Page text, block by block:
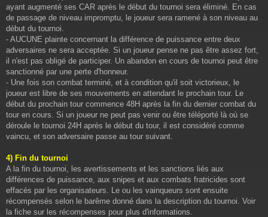
ayant augmenté ses CAR après le début du tournoi sera éliminé. En cas
de passage de niveau impromptu, le joueur sera ramené à son niveau au
début du tournoi.
- AUCUNE plainte concernant la différence de puissance entre deux
adversaires ne sera acceptée. Si un joueur pense ne pas être assez fort,
il n'est pas obligé de participer. Un abandon en cours de tournoi peut être
sanctionné par une perte d'honneur.
- Une fois son combat terminé, et à condition qu'il soit victorieux, le
joueur est libre de ses mouvements en attendant le prochain tour. Le
début du prochain tour commence 48H après la fin du dernier combat du
tour en cours. Si un joueur ne peut pas venir ou être téléporté là où se
déroule le tournoi 24H après le début du tour, il est considéré comme
vaincu, et son adversaire passe au tour suivant.
4) Fin du tournoi
A la fin du tournoi, les avertissements et les sanctions liés aux
différences de puissance, aux snipes et aux combats fratricides sont
effacés par les organisateurs. Le ou les vainqueurs sont ensuite
récompensés selon le barême donné dans la description du tournoi. Voir
la fiche sur les récompenses pour plus d'informations.